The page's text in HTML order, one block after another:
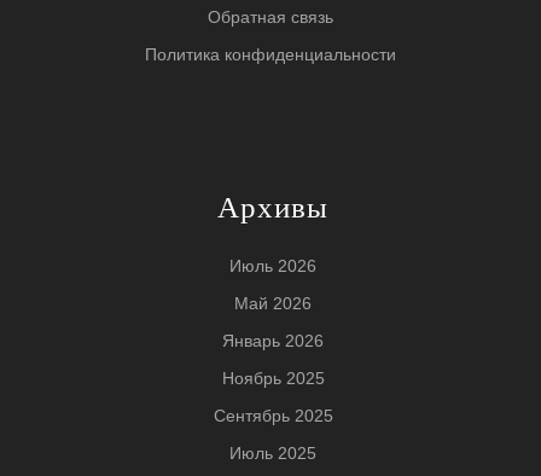
Обратная связь
Политика конфиденциальности
Архивы
Июль 2026
Май 2026
Январь 2026
Ноябрь 2025
Сентябрь 2025
Июль 2025